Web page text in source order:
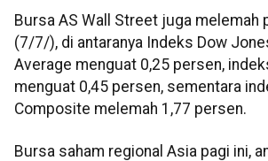
Bursa AS Wall Street juga melemah
(7/7/), di antaranya Indeks Dow
Average menguat 0,25 persen,
menguat 0,45 persen, sementara
Composite melemah 1,77 persen.
Bursa saham regional Asia pagi ini,